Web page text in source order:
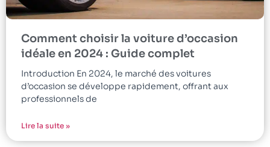
Comment choisir la voiture d’occasion
idéale en 2024 : Guide complet
Introduction En 2024, le marché des voitures
d’occasion se développe rapidement, offrant aux
professionnels de
Lire la suite »